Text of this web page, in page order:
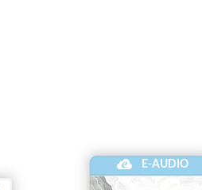
E-AUDIO